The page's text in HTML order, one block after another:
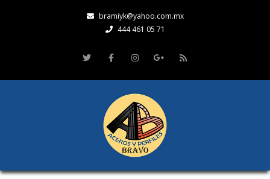
bramiyk@yahoo.com.mx
444 461 05 71